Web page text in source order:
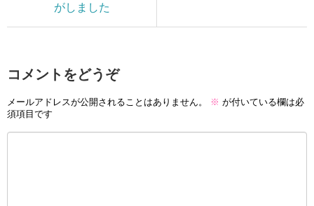
がしました
コメントをどうぞ
メールアドレスが公開されることはありません。 ※ が付いている欄は必
須項目です